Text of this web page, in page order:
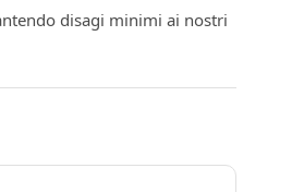
disagi minimi ai nostri